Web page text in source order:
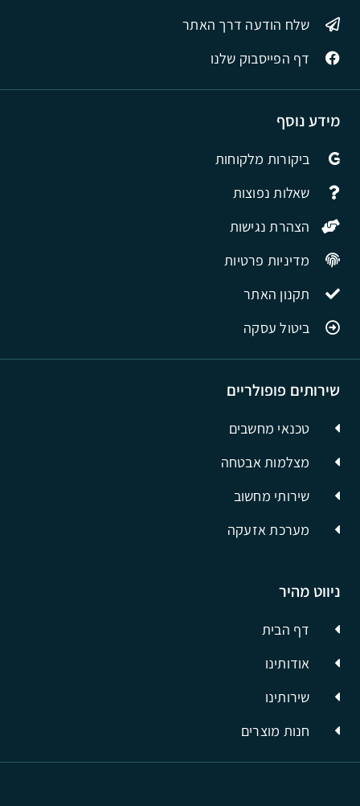
ניווט מהיר
דף הבית
אודותינו
שירותינו
חנות מוצרים
שירותים פופולריים
טכנאי מחשבים
מצלמות אבטחה
שירותי מחשוב
מערכת אזעקה
מידע נוסף
ביקורות מלקוחות
שאלות נפוצות
הצהרת נגישות
מדיניות פרטיות
תקנון האתר
ביטול עסקה
שלח הודעה דרך האתר
דף הפייסבוק שלנו